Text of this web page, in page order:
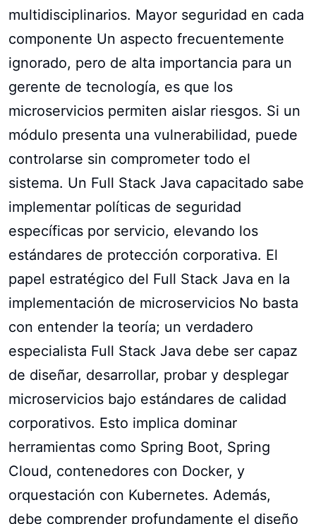
multidisciplinarios. Mayor seguridad en cada
componente Un aspecto frecuentemente
ignorado, pero de alta importancia para un
gerente de tecnología, es que los
microservicios permiten aislar riesgos. Si un
módulo presenta una vulnerabilidad, puede
controlarse sin comprometer todo el
sistema. Un Full Stack Java capacitado sabe
implementar políticas de seguridad
específicas por servicio, elevando los
estándares de protección corporativa. El
papel estratégico del Full Stack Java en la
implementación de microservicios No basta
con entender la teoría; un verdadero
especialista Full Stack Java debe ser capaz
de diseñar, desarrollar, probar y desplegar
microservicios bajo estándares de calidad
corporativos. Esto implica dominar
herramientas como Spring Boot, Spring
Cloud, contenedores con Docker, y
orquestación con Kubernetes. Además,
debe comprender profundamente el diseño